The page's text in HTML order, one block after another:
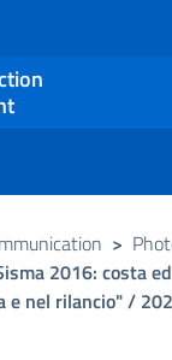
su Facebook
su Twitter
su LinkedIn
>
2016: costa
e nel rilancio" /